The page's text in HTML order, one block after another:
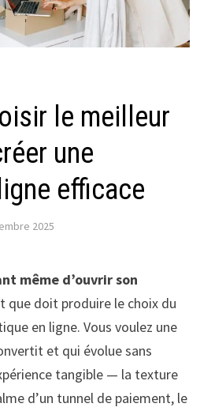
le meilleur
une
efficace
2025
même d’ouvrir son
que doit produire le choix du
en ligne. Vous voulez une
et qui évolue sans
tangible — la texture
d’un tunnel de paiement, le